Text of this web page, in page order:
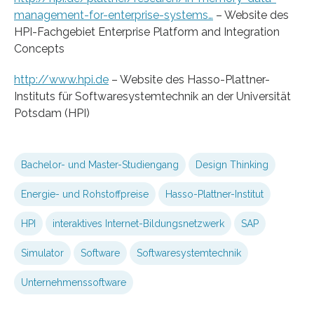
management-for-enterprise-systems… – Website des
HPI-Fachgebiet Enterprise Platform and Integration
Concepts
http://www.hpi.de – Website des Hasso-Plattner-
Instituts für Softwaresystemtechnik an der Universität
Potsdam (HPI)
Bachelor- und Master-Studiengang Design Thinking
Energie- und Rohstoffpreise Hasso-Plattner-Institut
HPI interaktives Internet-Bildungsnetzwerk SAP
Simulator Software Softwaresystemtechnik
Unternehmenssoftware